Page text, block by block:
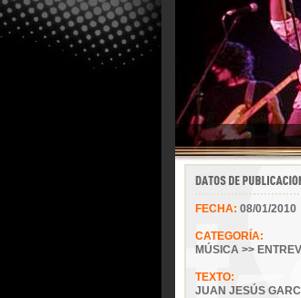
FECHA: 08/01/2010
CATEGORÍA:
MÚSICA >>
TEXTO:
JUAN JESÚS